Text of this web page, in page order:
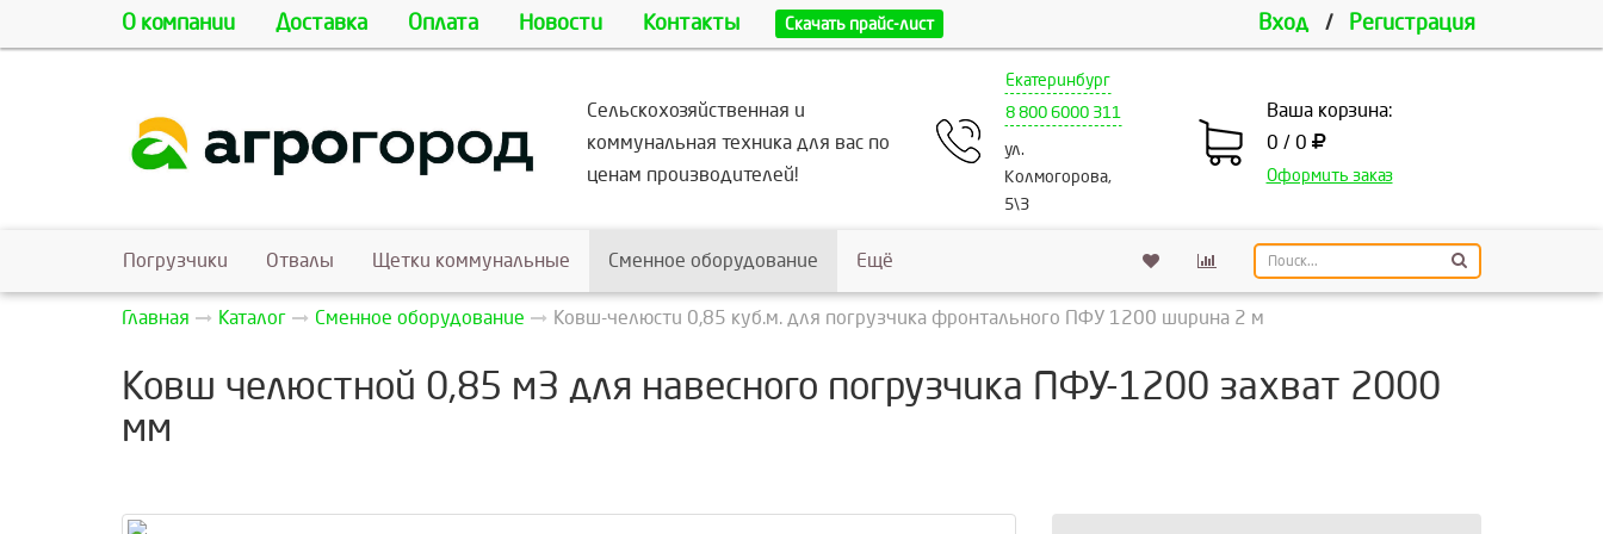
О компании Доставка Оплата Новости Контакты Скачать прайс-лист Вход / Регистрация
Сельскохозяйственная и
коммунальная техника для вас по
ценам производителей!
Екатеринбург
8 800 6000 311
ул.
Колмогорова,
5\3
Ваша корзина:
0 / 0
Оформить заказ
Погрузчики Отвалы Щетки коммунальные Сменное оборудование Ещё
Главная Каталог Сменное оборудование Ковш-челюсти 0,85 куб.м. для погрузчика фронтального ПФУ 1200 ширина 2 м
Ковш челюстной 0,85 м3 для навесного погрузчика ПФУ-1200 захват 2000
мм